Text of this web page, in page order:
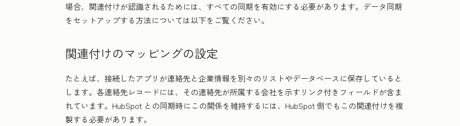
場合、関連付けが認識されるためには、すべての同期を有効にする必要があります。データ同期
をセットアップする方法については以下をご覧ください。
関連付けのマッピングの設定
たとえば、接続したアプリが連絡先と企業情報を別々のリストやデータベースに保存していると
します。各連絡先レコードには、その連絡先が所属する会社を示すリンク付きフィールドが含ま
れています。HubSpot との同期時にこの関係を維持するには、HubSpot 側でもこの関連付けを複
製する必要があります。